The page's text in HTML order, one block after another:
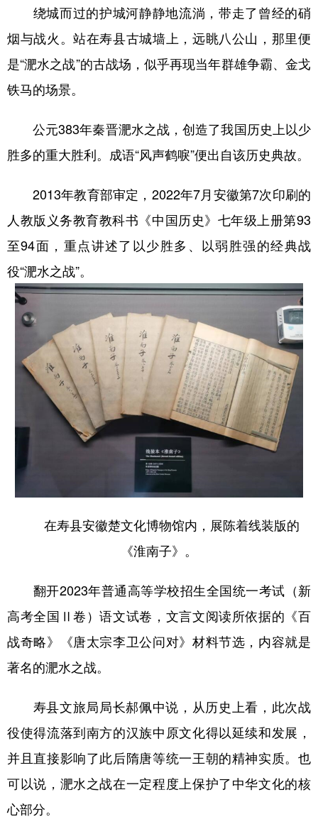
绕城而过的护城河静静地流淌，带走了曾经的硝
烟与战火。站在寿县古城墙上，远眺八公山，那里便
是“淝水之战”的古战场，似乎再现当年群雄争霸、金戈
铁马的场景。
公元383年秦晋淝水之战，创造了我国历史上以少
胜多的重大胜利。成语“风声鹤唳”便出自该历史典故。
2013年教育部审定，2022年7月安徽第7次印刷的
人教版义务教育教科书《中国历史》七年级上册第93
至94面，重点讲述了以少胜多、以弱胜强的经典战
役“淝水之战”。
在寿县安徽楚文化博物馆内，展陈着线装版的
《淮南子》。
翻开2023年普通高等学校招生全国统一考试（新
高考全国Ⅱ卷）语文试卷，文言文阅读所依据的《百
战奇略》《唐太宗李卫公问对》材料节选，内容就是
著名的淝水之战。
寿县文旅局局长郝佩中说，从历史上看，此次战
役使得流落到南方的汉族中原文化得以延续和发展，
并且直接影响了此后隋唐等统一王朝的精神实质。也
可以说，淝水之战在一定程度上保护了中华文化的核
心部分。